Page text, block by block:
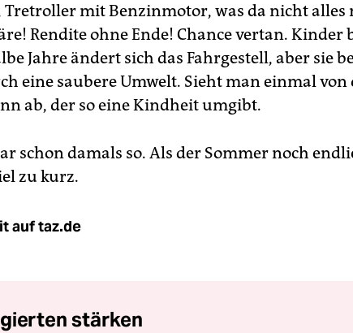
mit Benzinmotor, was da nicht alles
Rendite ohne Ende! Chance vertan. Kinder
Jahre ändert sich das Fahrgestell, aber sie
eine saubere Umwelt. Sieht man einmal von
ab, der so eine Kindheit umgibt.
schon damals so. Als der Sommer noch
zu kurz.
auf taz.de
stärken